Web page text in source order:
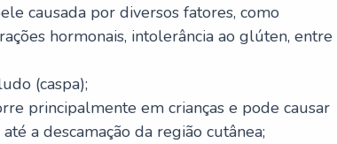
causada por diversos fatores, como
hormonais, intolerância ao glúten, entre
(caspa);
principalmente em crianças e pode causar
a descamação da região cutânea;